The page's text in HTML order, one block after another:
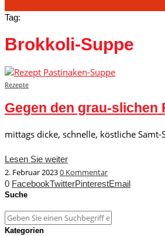
Tag:
Brokkoli-Suppe
Rezepte
Gegen den grau-slichen
mittags dicke, schnelle, köstliche
Lesen Sie weiter
2. Februar 20230 Kommentar
0 FacebookTwitterPinterestEmail
Suche
Kategorien